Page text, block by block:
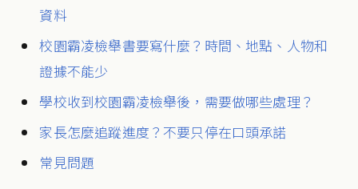
資料
校園霸凌檢舉書要寫什麼？時間、地點、人物和
證據不能少
學校收到校園霸凌檢舉後，需要做哪些處理？
家長怎麼追蹤進度？不要只停在口頭承諾
常見問題